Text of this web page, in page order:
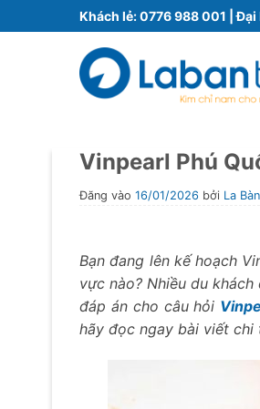
qua
Khách lẻ:0776 988 001 | Đại
Vinpearl Phú
Đăng vào 16/01/2026 bởi La
Bạn đang lên kế hoạch
vực nào? Nhiều du
đáp án cho câu hỏi
hãy đọc ngay bài viết chi